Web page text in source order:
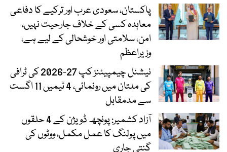
پاکستان، سعودی عرب اور ترکیے کا دفاعی
معاہدہ کسی کے خلاف جارحیت نہیں،
امن، سلامتی اور خوشحالی کے لیے ہے،
وزیراعظم
نیشنل چیمپیئنز کپ 27-2026 کی ٹرافی
کی ملتان میں رونمائی، 4 ٹیمیں 11 اگست
سے مدمقابل
آزاد کشمیر: پونچھ ڈویژن کے 4 حلقوں
میں پولنگ کا عمل مکمل، ووٹوں کی
گنتی جاری